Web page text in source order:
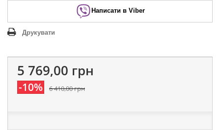
Написати в Viber
Друкувати
5 769,00 грн
-10% 6 410,00 грн